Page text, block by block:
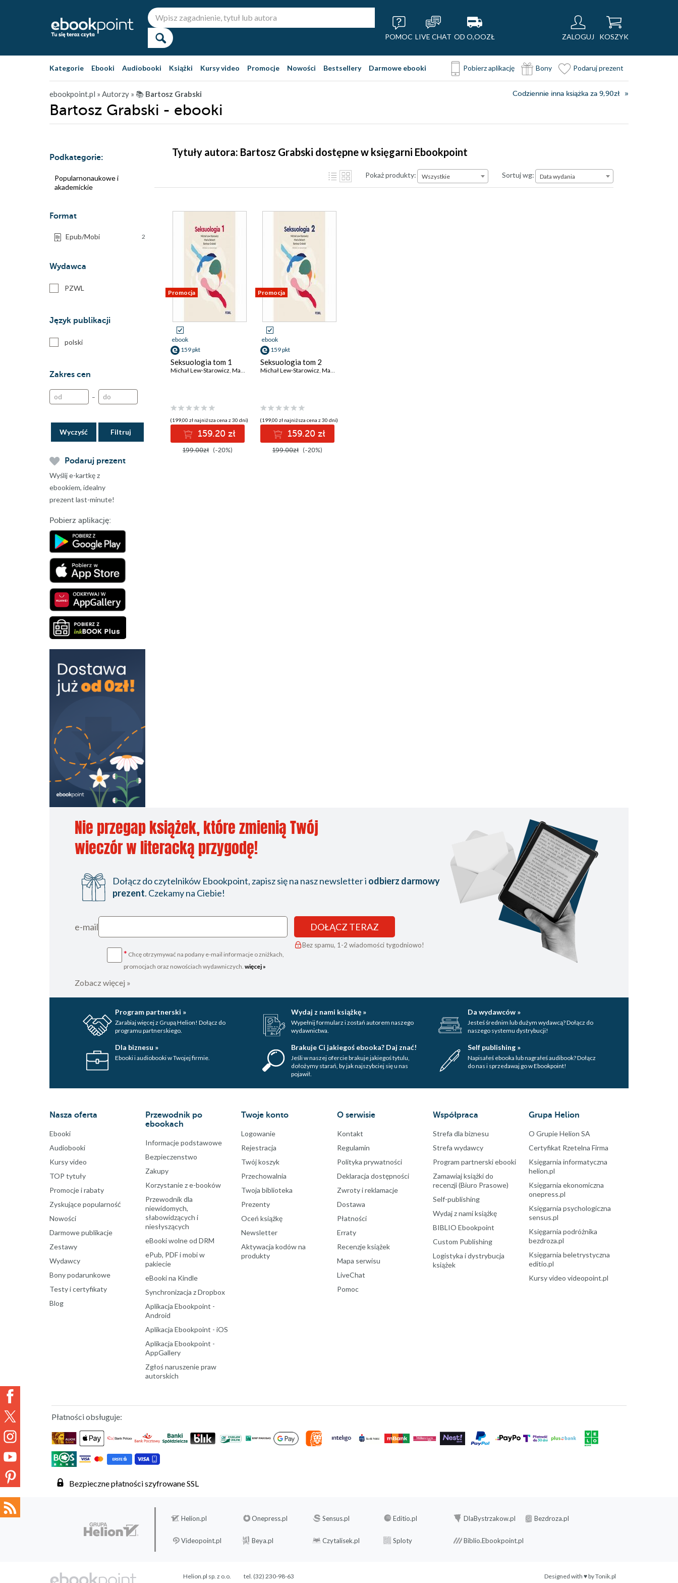
POMOC LIVE CHAT OD O,OOZŁ ZALOGUJ KOSZYK
Kategorie Ebooki Audiobooki Książki Kursy video Promocje Nowości Bestsellery Darmowe ebooki Pobierz aplikację Bony Podaruj prezent
ebookpoint.pl » Autorzy » 📚 Bartosz Grabski Codziennie inna książka za 9,90zł
Bartosz Grabski - ebooki
Podkategorie:
Popularnonaukowe i
akademickie
Format
Epub/Mobi 2
Wydawca
PZWL
Język publikacji
polski
Zakres cen
–
Wyczyść
Podaruj prezent
Wyślij e-kartkę z
ebookiem, idealny
prezent last-minute!
Pobierz aplikację:
Tytuły autora: Bartosz Grabski dostępne w księgarni Ebookpoint
Pokaż produkty: Wszystkie Sortuj wg:Data wydania
Data wydania
Promocja
ebook
159 pkt
Seksuologia tom 1
Michał Lew-Starowicz, Maria Beisert ,Bartosz Grabski
(199,00 zł najniższa cena z 30 dni)
159.20 zł
199.00zł (-20%)
Promocja
ebook
159 pkt
Seksuologia tom 2
Michał Lew-Starowicz, Maria Beisert
(199,00 zł najniższa cena z 30 dni)
159.20 zł
199.00zł (-20%)
Nie przegap książek, które zmienią Twój
wieczór w literacką przygodę!
Dołącz do czytelników Ebookpoint, zapisz się na nasz newsletter i odbierz darmowy
prezent. Czekamy na Ciebie!
e-mail
* Chcę otrzymywać na podany e-mail informacje o zniżkach,
promocjach oraz nowościach wydawniczych. więcej »
DOŁĄCZ TERAZ
Bez spamu, 1-2 wiadomości tygodniowo!
Zobacz więcej »
Program partnerski »
Zarabiaj więcej z Grupą Helion! Dołącz do
programu partnerskiego.
Wydaj z nami książkę »
Wypełnij formularz i zostań autorem naszego
wydawnictwa.
Da wydawców »
Jesteś średnim lub dużym wydawcą? Dołącz do
naszego systemu dystrybucji!
Dla biznesu »
Ebooki i audiobooki w Twojej firmie.
Brakuje Ci jakiegoś ebooka? Daj znać!
Jeśli w naszej ofercie brakuje jakiegoś tytulu,
dołożymy starań, by jak najszybciej się u nas
pojawił.
Self publishing »
Napisałeś ebooka lub nagrałeś audibook? Dołącz
do nas i sprzedawaj go w Ebookpoint!
Nasza oferta
Ebooki
Audiobooki
Kursy video
TOP tytuły
Promocje i rabaty
Zyskujące popularność
Nowości
Darmowe publikacje
Zestawy
Wydawcy
Bony podarunkowe
Testy i certyfikaty
Blog
Przewodnik po
ebookach
Informacje podstawowe
Bezpieczenstwo
Zakupy
Korzystanie z e-booków
Przewodnik dla
niewidomych,
słabowidzących i
niesłyszących
eBooki wolne od DRM
ePub, PDF i mobi w
pakiecie
eBooki na Kindle
Synchronizacja z Dropbox
Aplikacja Ebookpoint -
Android
Aplikacja Ebookpoint - iOS
Aplikacja Ebookpoint -
AppGallery
Zgłoś naruszenie praw
autorskich
Twoje konto
Logowanie
Rejestracja
Twój koszyk
Przechowalnia
Twoja biblioteka
Prezenty
Oceń książkę
Newsletter
Aktywacja kodów na
produkty
O serwisie
Kontakt
Regulamin
Polityka prywatności
Deklaracja dostępności
Zwroty i reklamacje
Dostawa
Płatności
Erraty
Recenzje książek
Mapa serwisu
LiveChat
Pomoc
Współpraca
Strefa dla biznesu
Strefa wydawcy
Program partnerski ebooki
Zamawiaj książki do
recenzji (Biuro Prasowe)
Self-publishing
Wydaj z nami książkę
BIBLIO Ebookpoint
Custom Publishing
Logistyka i dystrybucja
książek
Grupa Helion
O Grupie Helion SA
Certyfikat Rzetelna Firma
Księgarnia informatyczna
helion.pl
Księgarnia ekonomiczna
onepress.pl
Księgarnia psychologiczna
sensus.pl
Księgarnia podróżnika
bezdroza.pl
Księgarnia beletrystyczna
editio.pl
Kursy video videopoint.pl
Płatności obsługuje:
Bezpieczne płatności szyfrowane SSL
Helion.pl Onepress.pl Sensus.pl Editio.pl DlaBystrzakow.pl Bezdroza.pl
Videopoint.pl Beya.pl Czytalisek.pl Sploty Biblio.Ebookpoint.pl
Designed with ♥ byTonik.pl
Helion.pl sp. z o.o.
tel. (32) 230-98-63